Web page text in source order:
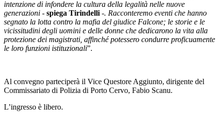
intenzione di infondere la cultura della legalità nelle nuove
generazioni - spiega Tirindelli -. Racconteremo eventi che hanno
segnato la lotta contro la mafia del giudice Falcone; le storie e le
vicissitudini degli uomini e delle donne che dedicarono la vita alla
protezione dei magistrati, affinché potessero condurre proficuamente
le loro funzioni istituzionali”.
Al convegno parteciperà il Vice Questore Aggiunto, dirigente del
Commissariato di Polizia di Porto Cervo, Fabio Scanu.
L’ingresso è libero.